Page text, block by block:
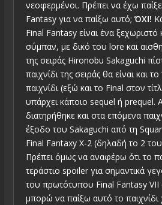
νεοφερμένοι. Πρέπει να έχω
Fantasy για να παίξω αυτό; ΌΧΙ!
Final Fantasy είναι ένα ξεχωριστό
σύμπαν, με δικό του lore και
της σειράς Hironobu Sakaguchi
παιχνίδι της σειράς θα είναι και
παιχνίδι (εξώ και το Final στον
υπάρχει κάποιο sequel ή prequel.
διατηρήθηκε και στα επόμενα
έξοδο του Sakaguchi από τη
Final Fantaxy X-2 (δηλαδή το 2
Πρέπει όμως να αναφέρω ότι το
τεράστιο spoiler για σημαντικά
του πρωτότυπου Final Fantasy
μπορώ να παίξω αυτό το παιχνίδι